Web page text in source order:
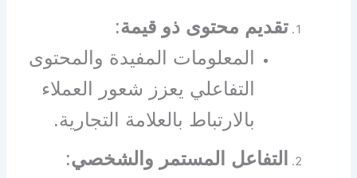
تقديم محتوى ذو قيمة:
المعلومات المفيدة والمحتوى
التفاعلي يعزز شعور العملاء
بالارتباط بالعلامة التجارية.
التفاعل المستمر والشخصي: